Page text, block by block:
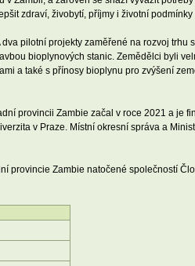
zdraví, živobytí, příjmy i životní podmínky
pilotní projekty zaměřené na rozvoj
bioplynových stanic. Zemědělci byli
a také s přínosy bioplynu pro zvýšení
provincii Zambie začal v roce 2021 a je
v Praze. Místní okresní správa a
provincie Zambie natočené společností